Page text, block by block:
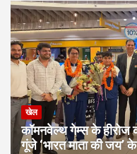
खेल
कॉमनवेल्थ गेम्स के हीरोज
गूंजे ‘भारत माता की जय’